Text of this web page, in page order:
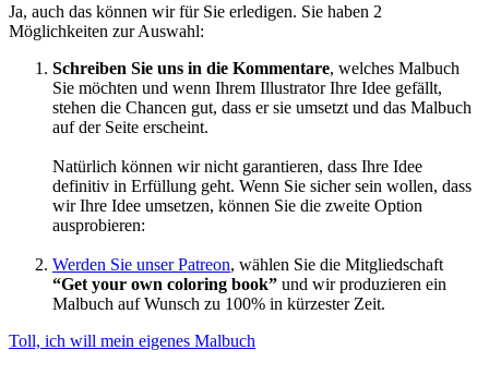
Ja, auch das können wir für Sie erledigen. Sie haben 2
Möglichkeiten zur Auswahl:
Schreiben Sie uns in die Kommentare, welches Malbuch
Sie möchten und wenn Ihrem Illustrator Ihre Idee gefällt,
stehen die Chancen gut, dass er sie umsetzt und das Malbuch
auf der Seite erscheint.
Natürlich können wir nicht garantieren, dass Ihre Idee
definitiv in Erfüllung geht. Wenn Sie sicher sein wollen, dass
wir Ihre Idee umsetzen, können Sie die zweite Option
ausprobieren:
Werden Sie unser Patreon, wählen Sie die Mitgliedschaft
“Get your own coloring book” und wir produzieren ein
Malbuch auf Wunsch zu 100% in kürzester Zeit.
Toll, ich will mein eigenes Malbuch